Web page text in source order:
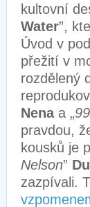
kultovní
Water”,
Úvod v
přežití v
rozdělený
Nena a „
pravdou,
kousků je
Nelson”
zazpívali.